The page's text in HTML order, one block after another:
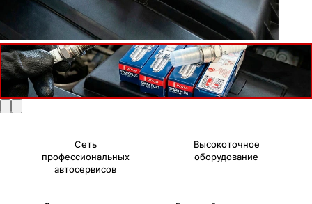
Сеть
профессиональных
автосервисов
Высокоточное
оборудование